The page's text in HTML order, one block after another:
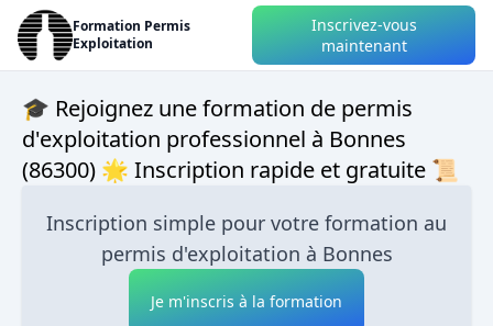
Formation Permis
Exploitation
Inscrivez-vous
maintenant
🎓 Rejoignez une formation de permis
d'exploitation professionnel à Bonnes
(86300) 🌟 Inscription rapide et gratuite 📜
Inscription simple pour votre formation au
permis d'exploitation à Bonnes
Je m'inscris à la formation